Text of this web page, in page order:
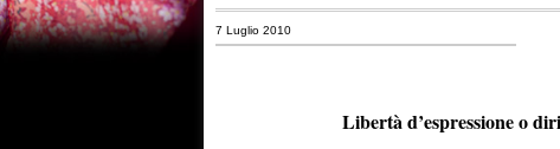
7 Luglio 2010
Libertà d’espressione o